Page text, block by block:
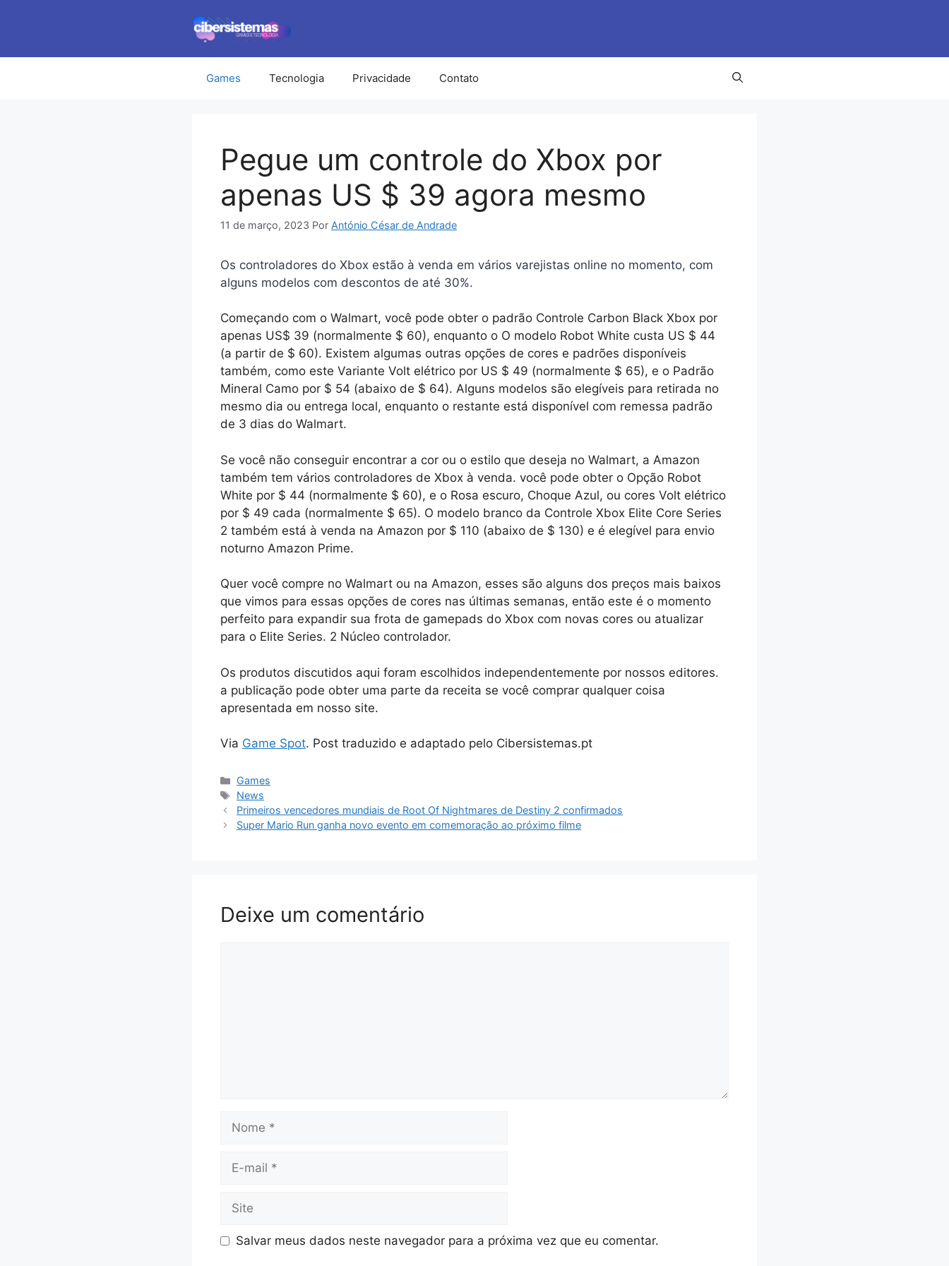
conteúdo
Games Tecnologia Privacidade Contato
Pegue um controle do Xbox por
apenas US $ 39 agora mesmo
11 de março, 2023 Por António César de Andrade
Os controladores do Xbox estão à venda em vários varejistas online no momento, com
alguns modelos com descontos de até 30%.
Começando com o Walmart, você pode obter o padrão Controle Carbon Black Xbox por
apenas US$ 39 (normalmente $ 60), enquanto o O modelo Robot White custa US $ 44
(a partir de $ 60). Existem algumas outras opções de cores e padrões disponíveis
também, como este Variante Volt elétrico por US $ 49 (normalmente $ 65), e o Padrão
Mineral Camo por $ 54 (abaixo de $ 64). Alguns modelos são elegíveis para retirada no
mesmo dia ou entrega local, enquanto o restante está disponível com remessa padrão
de 3 dias do Walmart.
Se você não conseguir encontrar a cor ou o estilo que deseja no Walmart, a Amazon
também tem vários controladores de Xbox à venda. você pode obter o Opção Robot
White por $ 44 (normalmente $ 60), e o Rosa escuro, Choque Azul, ou cores Volt elétrico
por $ 49 cada (normalmente $ 65). O modelo branco da Controle Xbox Elite Core Series
2 também está à venda na Amazon por $ 110 (abaixo de $ 130) e é elegível para envio
noturno Amazon Prime.
Quer você compre no Walmart ou na Amazon, esses são alguns dos preços mais baixos
que vimos para essas opções de cores nas últimas semanas, então este é o momento
perfeito para expandir sua frota de gamepads do Xbox com novas cores ou atualizar
para o Elite Series. 2 Núcleo controlador.
Os produtos discutidos aqui foram escolhidos independentemente por nossos editores.
a publicação pode obter uma parte da receita se você comprar qualquer coisa
apresentada em nosso site.
Via Game Spot. Post traduzido e adaptado pelo Cibersistemas.pt
Categorias
Games
Tags
News
Primeiros vencedores mundiais de Root Of Nightmares de Destiny 2 confirmados
Super Mario Run ganha novo evento em comemoração ao próximo filme
Deixe um comentário
Nome
Site
Salvar meus dados neste navegador para a próxima vez que eu comentar.